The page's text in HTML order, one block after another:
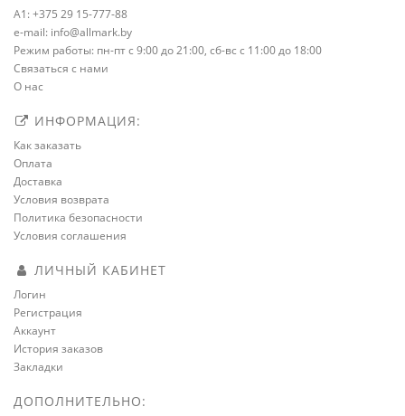
A1: +375 29 15-777-88
e-mail: info@allmark.by
Режим работы: пн-пт с 9:00 до 21:00, сб-вс с 11:00 до 18:00
Связаться с нами
О нас
ИНФОРМАЦИЯ:
Как заказать
Оплата
Доставка
Условия возврата
Политика безопасности
Условия соглашения
ЛИЧНЫЙ КАБИНЕТ
Логин
Регистрация
Аккаунт
История заказов
Закладки
ДОПОЛНИТЕЛЬНО: